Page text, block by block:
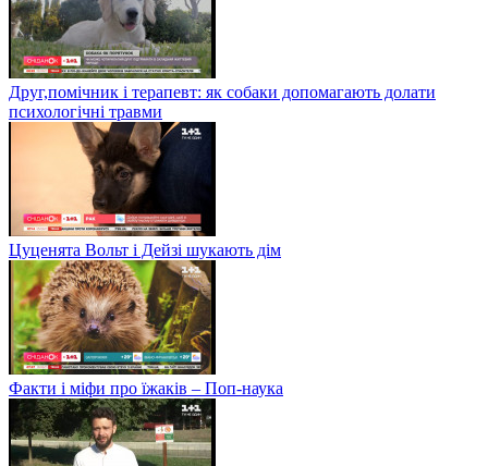
Друг,помічник і терапевт: як собаки допомагають долати
психологічні травми
Цуценята Вольт і Дейзі шукають дім
Факти і міфи про їжаків – Поп-наука